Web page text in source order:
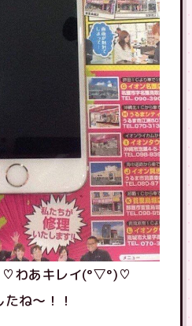
♡わあキレイ(°▽°)♡
ね〜！！